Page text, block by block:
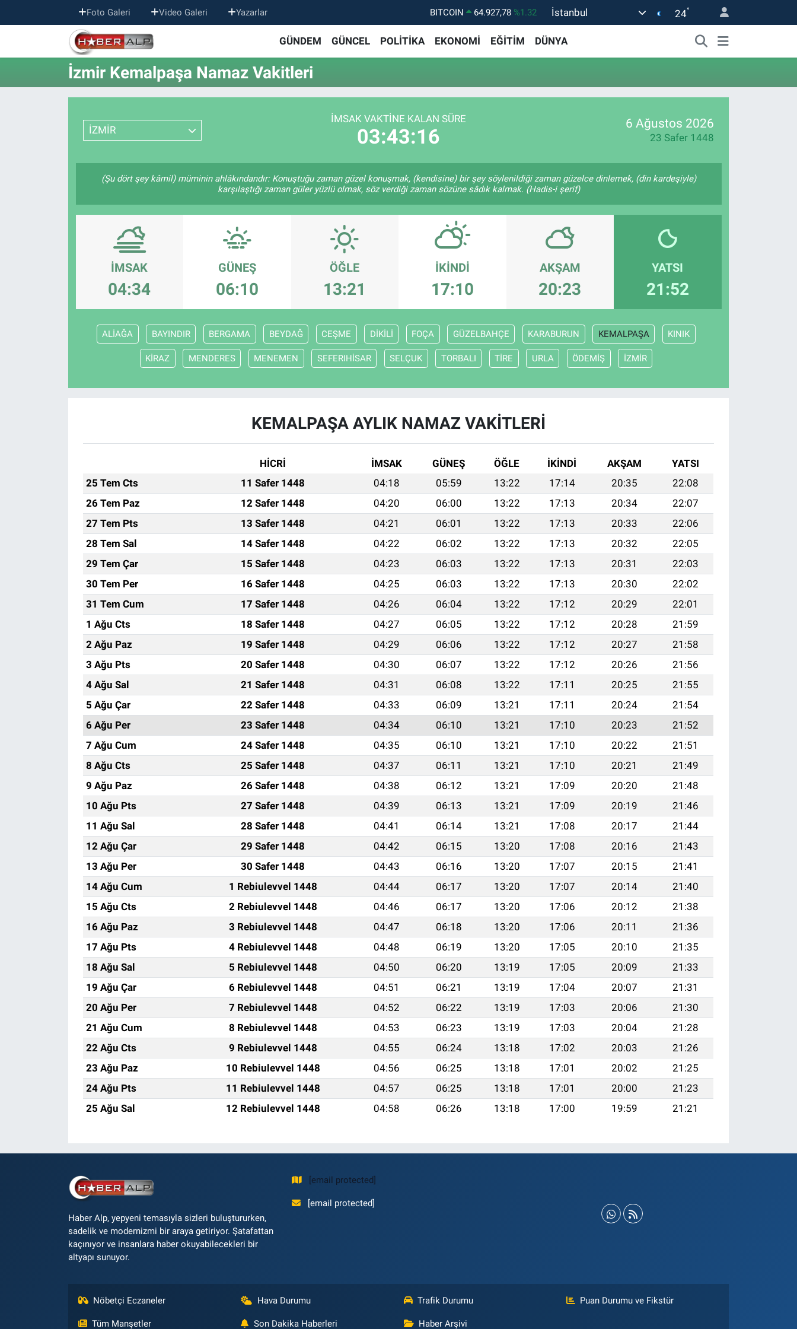
Foto Galeri Video Galeri Yazarlar BITCOIN 64.927,78 %1.32
47,5894
%0.08
EURO
55,0398 %-0.02
GRAM ALTIN
6527.85 %0.54
BİST100
İstanbul 24°
GÜNDEM GÜNCEL POLİTİKA EKONOMİ EĞİTİM DÜNYA
İzmir Kemalpaşa Namaz Vakitleri
İZMİR
İMSAK VAKTINE KALAN SÜRE
03:43:16
6 Ağustos 2026
23 Safer 1448
(Şu dört şey kâmil) müminin ahlâkındandır: Konuştuğu zaman güzel konuşmak, (kendisine) bir şey söylenildiği zaman güzelce dinlemek, (din kardeşiyle)
karşılaştığı zaman güler yüzlü olmak, söz verdiği zaman sözüne sâdık kalmak. (Hadis-i şerif)
İMSAK
04:34
GÜNEŞ
06:10
ÖĞLE
13:21
İKINDI
17:10
AKŞAM
20:23
YATSI
21:52
ALİAĞA BAYINDIR BERGAMA BEYDAĞ CEŞME DİKİLİ FOÇA GÜZELBAHÇE KARABURUN KEMALPAŞA KINIK
KİRAZ MENDERES MENEMEN SEFERIHİSAR SELÇUK TORBALI TİRE URLA ÖDEMİŞ İZMİR
KEMALPAŞA AYLIK NAMAZ VAKITLERI
HİCRİ İMSAK GÜNEŞ ÖĞLE İKINDI AKŞAM
YATSI
25 Tem Cts
11 Safer 1448 04:18 05:59 13:22 17:14 20:35
22:08
26 Tem Paz
12 Safer 1448 04:20 06:00 13:22 17:13 20:34
22:07
27 Tem Pts
13 Safer 1448 04:21 06:01 13:22 17:13 20:33
22:06
28 Tem Sal
14 Safer 1448 04:22 06:02 13:22 17:13 20:32
22:05
29 Tem Çar
15 Safer 1448 04:23 06:03 13:22 17:13 20:31
22:03
30 Tem Per
16 Safer 1448 04:25 06:03 13:22 17:13 20:30
22:02
31 Tem Cum
17 Safer 1448 04:26 06:04 13:22 17:12 20:29
22:01
1 Ağu Cts
18 Safer 1448 04:27 06:05 13:22 17:12 20:28
21:59
2 Ağu Paz
19 Safer 1448 04:29 06:06 13:22 17:12 20:27
21:58
3 Ağu Pts
20 Safer 1448 04:30 06:07 13:22 17:12 20:26
21:56
4 Ağu Sal
21 Safer 1448 04:31 06:08 13:22 17:11 20:25
21:55
5 Ağu Çar
22 Safer 1448 04:33 06:09 13:21 17:11 20:24
21:54
6 Ağu Per
23 Safer 1448 04:34 06:10 13:21 17:10 20:23
21:52
7 Ağu Cum
24 Safer 1448 04:35 06:10 13:21 17:10 20:22
21:51
8 Ağu Cts
25 Safer 1448 04:37 06:11 13:21 17:10 20:21
21:49
9 Ağu Paz
26 Safer 1448 04:38 06:12 13:21 17:09 20:20
21:48
10 Ağu Pts
27 Safer 1448 04:39 06:13 13:21 17:09 20:19
21:46
11 Ağu Sal
28 Safer 1448 04:41 06:14 13:21 17:08 20:17
21:44
12 Ağu Çar
29 Safer 1448 04:42 06:15 13:20 17:08 20:16
21:43
13 Ağu Per
30 Safer 1448 04:43 06:16 13:20 17:07 20:15
21:41
14 Ağu Cum
1 Rebiulevvel 1448 04:44 06:17 13:20 17:07 20:14
21:40
15 Ağu Cts
2 Rebiulevvel 1448 04:46 06:17 13:20 17:06 20:12
21:38
16 Ağu Paz
3 Rebiulevvel 1448 04:47 06:18 13:20 17:06 20:11
21:36
17 Ağu Pts
4 Rebiulevvel 1448 04:48 06:19 13:20 17:05 20:10
21:35
18 Ağu Sal
5 Rebiulevvel 1448 04:50 06:20 13:19 17:05 20:09
21:33
19 Ağu Çar
6 Rebiulevvel 1448 04:51 06:21 13:19 17:04 20:07
21:31
20 Ağu Per
7 Rebiulevvel 1448 04:52 06:22 13:19 17:03 20:06
21:30
21 Ağu Cum
8 Rebiulevvel 1448 04:53 06:23 13:19 17:03 20:04
21:28
22 Ağu Cts
9 Rebiulevvel 1448 04:55 06:24 13:18 17:02 20:03
21:26
23 Ağu Paz
10 Rebiulevvel 1448 04:56 06:25 13:18 17:01 20:02
21:25
24 Ağu Pts
11 Rebiulevvel 1448 04:57 06:25 13:18 17:01 20:00
21:23
25 Ağu Sal
12 Rebiulevvel 1448 04:58 06:26 13:18 17:00 19:59 21:21
Haber Alp, yepyeni temasıyla sizleri buluştururken,
sadelik ve modernizmi bir araya getiriyor. Şatafattan
kaçınıyor ve insanlara haber okuyabilecekleri bir
altyapı sunuyor.
[email protected]
[email protected]
Nöbetçi Eczaneler Hava Durumu Trafik Durumu Puan Durumu ve Fikstür
Tüm Manşetler Son Dakika Haberleri Haber Arşivi
Nöbetçi Eczaneler
Hava Durumu
Süper Lig Puan Durumu ve Fikstür
Tüm Manşetler